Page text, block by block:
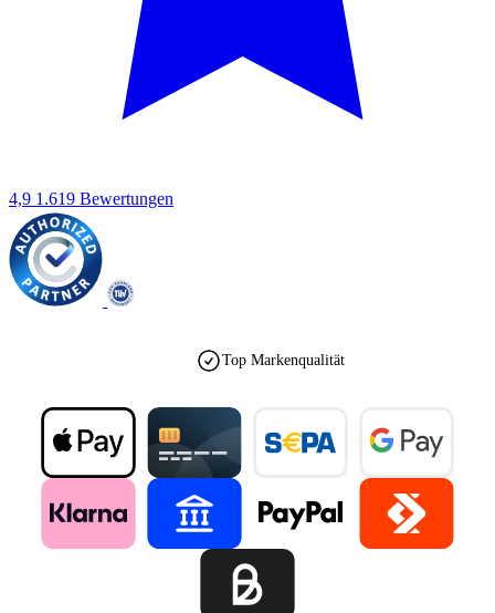
4,9 1.619 Bewertungen
Top Markenqualität